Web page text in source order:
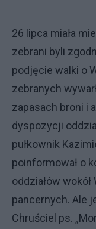
26 lipca miała
zebrani byli
podjęcie walki o
zebranych
zapasach broni i
dyspozycji
pułkownik
poinformował o
oddziałów
pancernych. Ale
Chruściel ps.